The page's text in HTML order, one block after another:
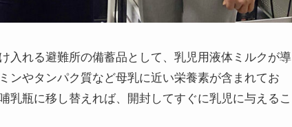
入れる避難所の備蓄品として、乳児用液体ミルクが導
ンやタンパク質など母乳に近い栄養素が含まれてお
乳瓶に移し替えれば、開封してすぐに乳児に与えるこ